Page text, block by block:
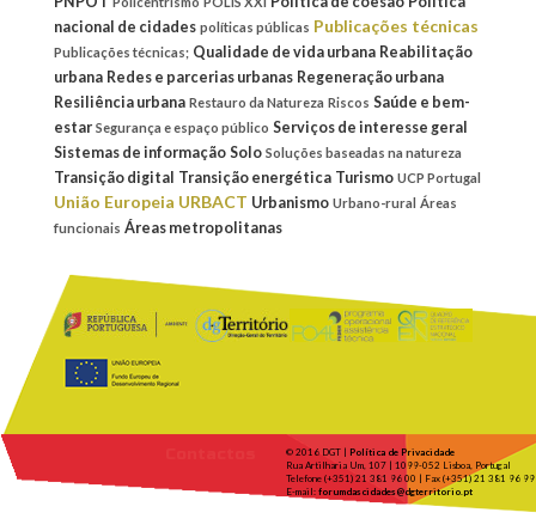
nacional de cidades políticas públicas Publicações técnicas
Publicações técnicas; Qualidade de vida urbana Reabilitação
urbana Redes e parcerias urbanas Regeneração urbana
Resiliência urbana Restauro da Natureza Riscos Saúde e bem-
estar Segurança e espaço público Serviços de interesse geral
Sistemas de informação Solo Soluções baseadas na natureza
Transição digital Transição energética Turismo UCP Portugal
União Europeia URBACT Urbanismo Urbano-rural Áreas
funcionais Áreas metropolitanas
© 2016 DGT | Política de Privacidade
Rua Artilharia Um, 107 | 1099-052 Lisboa, Portugal
Telefone (+351) 21 381 96 00 | Fax (+351) 21 381 96 99
E-mail: forumdascidades@dgterritorio.pt